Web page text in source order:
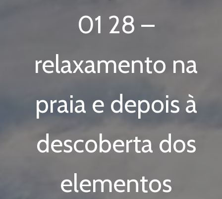
01 28 –
relaxamento na
praia e depois à
descoberta dos
elementos